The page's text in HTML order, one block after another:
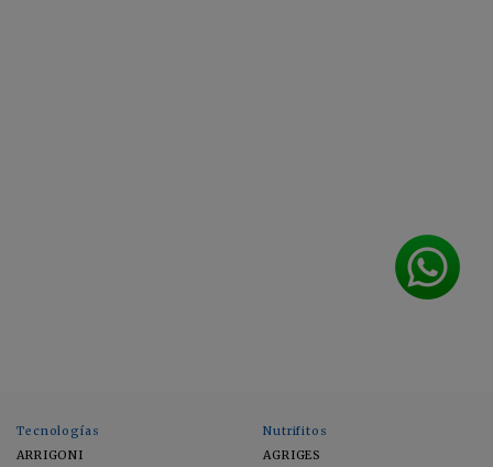
Tecnologías
ARRIGONI
Nutrifitos
AGRIGES